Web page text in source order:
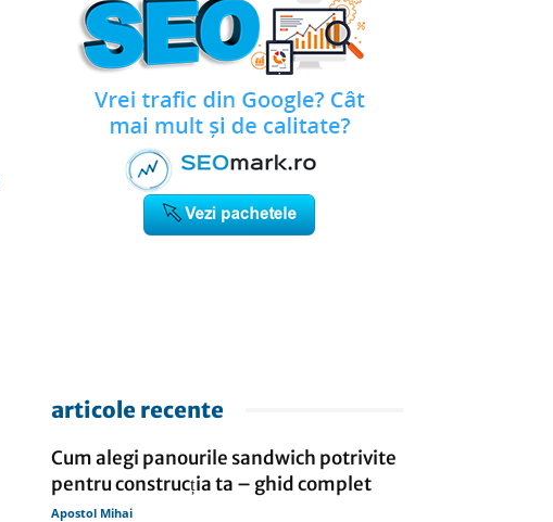
articole recente
Cum alegi panourile sandwich potrivite
pentru construcția ta – ghid complet
Apostol Mihai